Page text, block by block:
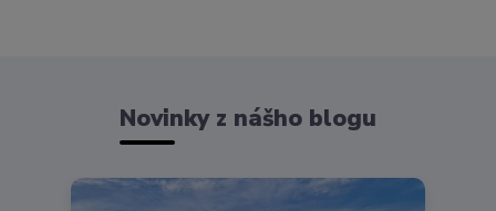
Novinky z nášho blogu